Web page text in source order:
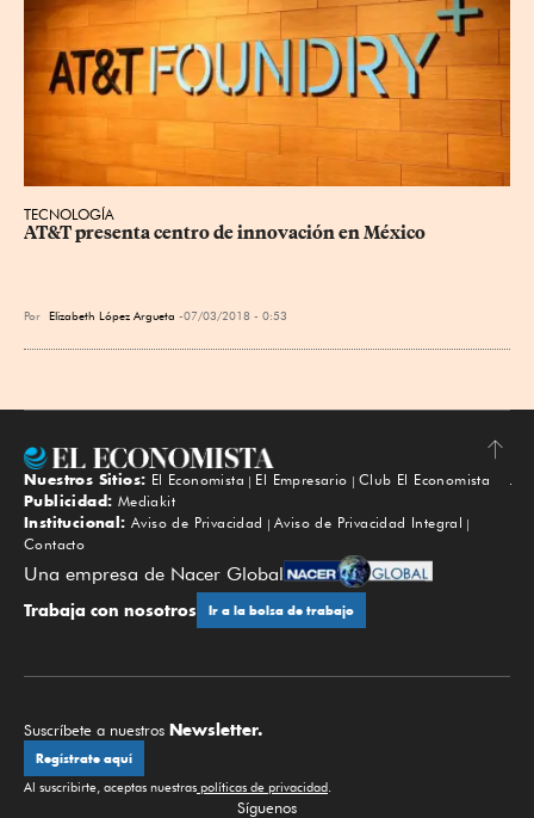
TECNOLOGÍA
AT&T presenta centro de innovación en México
Por Elizabeth López Argueta 07/03/2018 - 0:53
Subir
Nuestros Sitios: El Economista El Empresario
Club El Economista
Publicidad: Mediakit
Institucional: Aviso de Privacidad
Aviso de Privacidad Integral
Contacto
Una empresa de Nacer Global
Trabaja con nosotros Ir a la bolsa de trabajo
Suscríbete a nuestros Newsletter.
Regístrate aquí
Al suscribirte, aceptas nuestras políticas de privacidad.
Síguenos